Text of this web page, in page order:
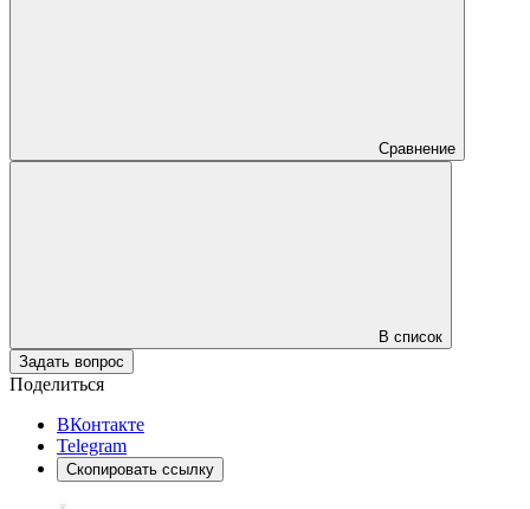
Сравнение
В список
Задать вопрос
Поделиться
ВКонтакте
Telegram
Скопировать ссылку